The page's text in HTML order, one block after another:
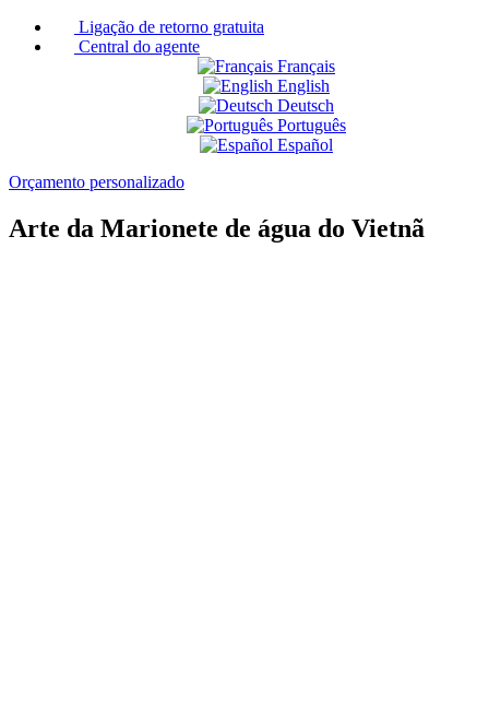
Ligação de retorno gratuita
Central do agente
Français
English
Deutsch
Português
Español
Orçamento personalizado
Arte da Marionete de água do Vietnã